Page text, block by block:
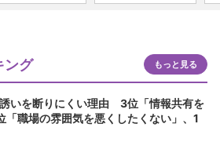
ング もっと見る
誘いを断りにくい理由 3位「情報共有を
「職場の雰囲気を悪くしたくない」、1